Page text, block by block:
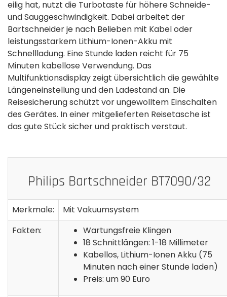
eilig hat, nutzt die Turbotaste für höhere Schneide-
und Sauggeschwindigkeit. Dabei arbeitet der
Bartschneider je nach Belieben mit Kabel oder
leistungsstarkem Lithium-Ionen-Akku mit
Schnellladung. Eine Stunde laden reicht für 75
Minuten kabellose Verwendung. Das
Multifunktionsdisplay zeigt übersichtlich die gewählte
Längeneinstellung und den Ladestand an. Die
Reisesicherung schützt vor ungewolltem Einschalten
des Gerätes. In einer mitgelieferten Reisetasche ist
das gute Stück sicher und praktisch verstaut.
Philips Bartschneider BT7090/32
Merkmale:
Mit Vakuumsystem
Fakten:
Wartungsfreie Klingen
18 Schnittlängen: 1-18 Millimeter
Kabellos, Lithium-Ionen Akku (75
Minuten nach einer Stunde laden)
Preis: um 90 Euro